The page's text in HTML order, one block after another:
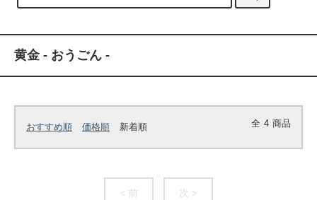
黄金 - おうごん -
おすすめ順 価格順 新着順 全 4 商品
< 前 次 >